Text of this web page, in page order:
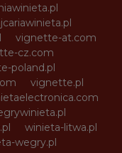
vignette-at.com
cz.com
poland.pl
vignette.pl
winieta-litwa.pl
wegry.pl